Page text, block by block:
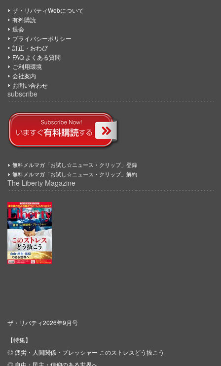
ザ・リバティWebについて
有料購読
退会
プライバシーポリシー
訂正・おわび
FAQ よくある質問
ご利用環境
会社案内
お問い合わせ
subscribe
無料メルマガ「お試し☆ニュース・クリップ」登録
無料メルマガ「お試し☆ニュース・クリップ」解約
The Liberty Magazine
ザ・リバティ2026年9月号
【特集】
◎ 疲労・人間関係・プレッシャー このストレスどう抜こう
◎ 自由・民主・信仰のある世界へ